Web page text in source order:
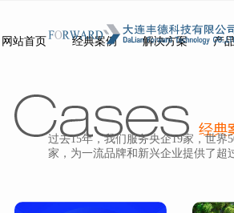
网站首页
经典案例
解决方案
产
过去15年，我们服务央企19家，世界
家，为一流品牌和新兴企业提供了超